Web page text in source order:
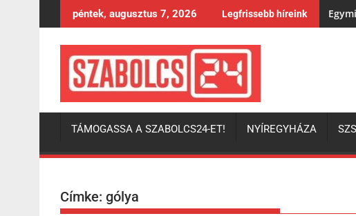
to
péntek, augusztus 7, 2026 Legfrissebb híreink
TÁMOGASSA A SZABOLCS24-ET! NYÍREGYHÁZA
Címke: gólya